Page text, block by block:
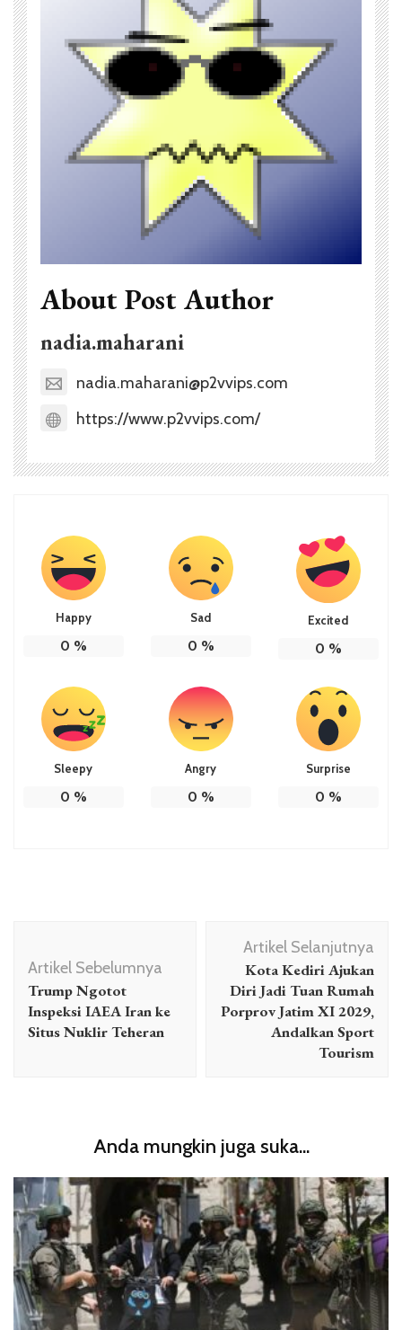
About Post Author
nadia.maharani
nadia.maharani@p2vvips.com
https://www.p2vvips.com/
Happy
0 %
Sad
0 %
Excited
0 %
Sleepy
0 %
Angry
0 %
Surprise
0 %
Artikel
Artikel Sebelumnya
Trump Ngotot
Inspeksi IAEA Iran ke
Situs Nuklir Teheran
Artikel Selanjutnya
Kota Kediri Ajukan
Diri Jadi Tuan Rumah
Porprov Jatim XI 2029,
Andalkan Sport
Tourism
Anda mungkin juga suka...